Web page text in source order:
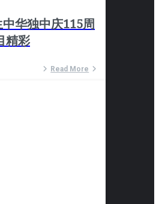
中华独中庆115周
精彩
Read More